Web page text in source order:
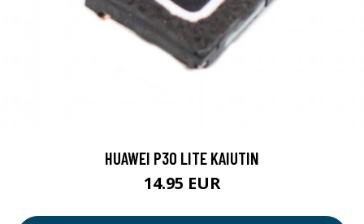
HUAWEI P30 LITE KAIUTIN
14.95 EUR